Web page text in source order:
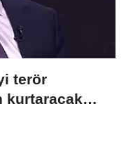
terör
kurtaracak